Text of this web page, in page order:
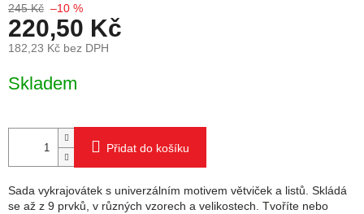
245 Kč –10 %
220,50 Kč
182,23 Kč bez DPH
Skladem
Přidat do košíku
Sada vykrajovátek s univerzálním motivem větviček a listů. Skládá
se až z 9 prvků, v různých vzorech a velikostech. Tvoříte nebo